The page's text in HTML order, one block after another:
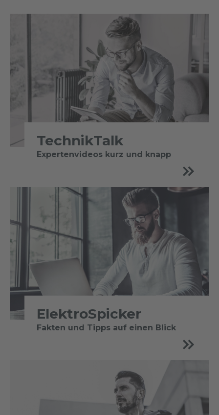
TechnikTalk
Expertenvideos kurz und knapp
ElektroSpicker
Fakten und Tipps auf einen Blick